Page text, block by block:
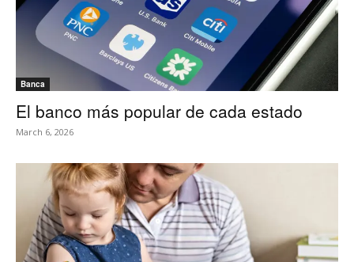
Banca
El banco más popular de cada estado
March 6, 2026